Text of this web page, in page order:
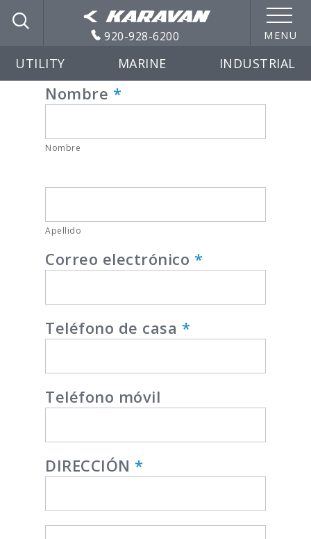
920-928-6200 MENU
UTILITY MARINE INDUSTRIAL
Job
Application
Nombre *
Nombre
Apellido
Correo electrónico *
Teléfono de casa *
Teléfono móvil
DIRECCIÓN *